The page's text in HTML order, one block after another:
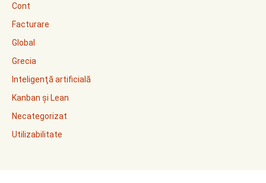
Cont
Facturare
Global
Grecia
Inteligenţă artificială
Kanban și Lean
Necategorizat
Utilizabilitate